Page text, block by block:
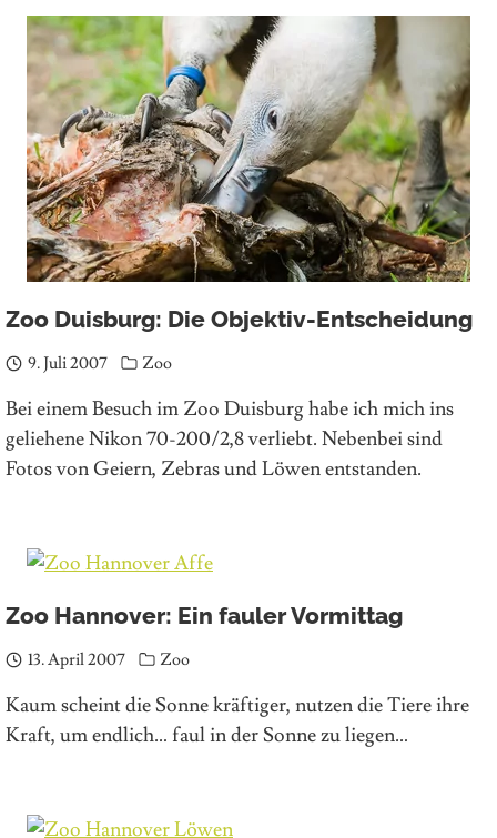
Zoo Duisburg: Die Objektiv-Entscheidung
9. Juli 2007 Zoo
Bei einem Besuch im Zoo Duisburg habe ich mich ins
geliehene Nikon 70-200/2,8 verliebt. Nebenbei sind
Fotos von Geiern, Zebras und Löwen entstanden.
Zoo Hannover: Ein fauler Vormittag
13. April 2007 Zoo
Kaum scheint die Sonne kräftiger, nutzen die Tiere ihre
Kraft, um endlich… faul in der Sonne zu liegen…